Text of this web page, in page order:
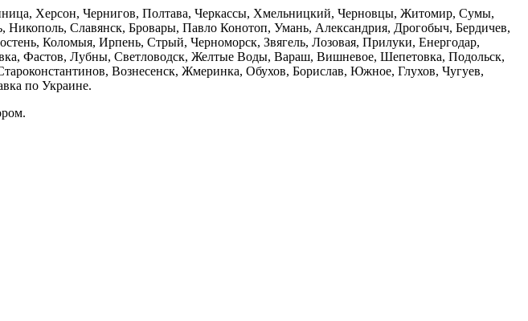
Херсон, Чернигов, Полтава, Черкассы, Хмельницкий, Черновцы, Житомир, Сумы,
Славянск, Бровары, Павло Конотоп, Умань, Александрия, Дрогобыч, Бердичев,
Коломыя, Ирпень, Стрый, Черноморск, Звягель, Лозовая, Прилуки, Енергодар,
Фастов, Лубны, Светловодск, Желтые Воды, Вараш, Вишневое, Шепетовка, Подольск,
Вознесенск, Жмеринка, Обухов, Борислав, Южное, Глухов, Чугуев,
по Украине.